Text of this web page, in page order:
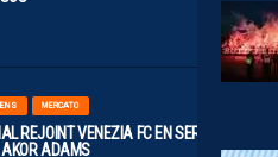
MERCATO
REJOINT VENEZIA FC EN SERIE A
AKOR ADAMS